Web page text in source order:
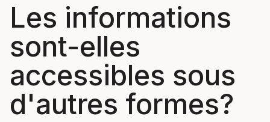
Les informations
sont-elles
accessibles sous
d'autres formes?